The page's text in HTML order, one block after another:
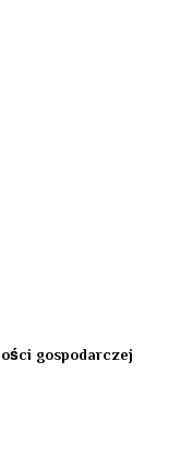
gospodarczej